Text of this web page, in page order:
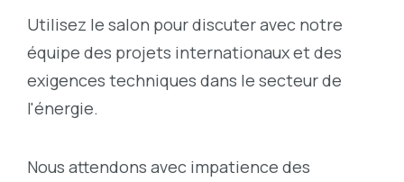
Utilisez le salon pour discuter avec notre
équipe des projets internationaux et des
exigences techniques dans le secteur de
l'énergie.
Nous attendons avec impatience des